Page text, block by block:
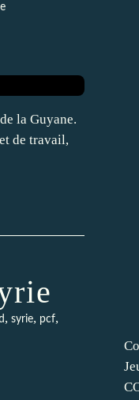
la Guyane.
de travail,
, syrie, pcf,